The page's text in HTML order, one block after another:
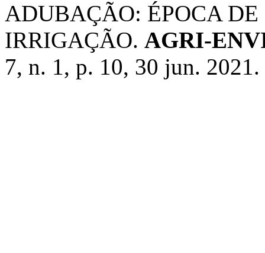
ADUBAÇÃO: ÉPOCA
IRRIGAÇÃO. AGRI-
7, n. 1, p. 10, 30 jun. 2021.